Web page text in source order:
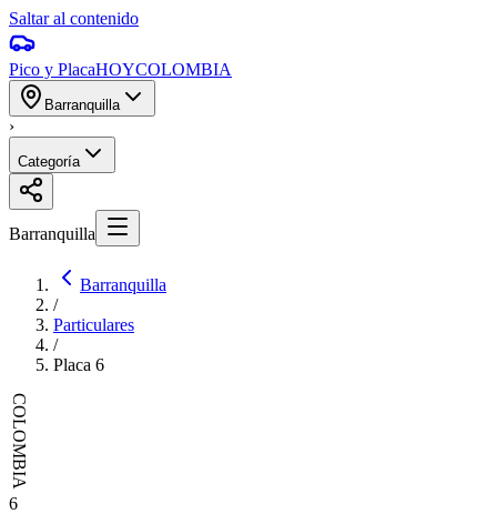
Saltar al contenido
Pico y PlacaHOYCOLOMBIA
Barranquilla
›
Categoría
Barranquilla
Barranquilla
/
Particulares
/
Placa 6
COLOMBIA
6